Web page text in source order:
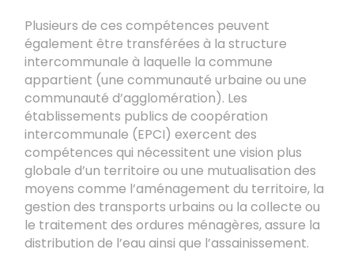
Plusieurs de ces compétences peuvent
également être transférées à la structure
intercommunale à laquelle la commune
appartient (une communauté urbaine ou une
communauté d’agglomération). Les
établissements publics de coopération
intercommunale (EPCI) exercent des
compétences qui nécessitent une vision plus
globale d’un territoire ou une mutualisation des
moyens comme l’aménagement du territoire, la
gestion des transports urbains ou la collecte ou
le traitement des ordures ménagères, assure la
distribution de l’eau ainsi que l’assainissement.